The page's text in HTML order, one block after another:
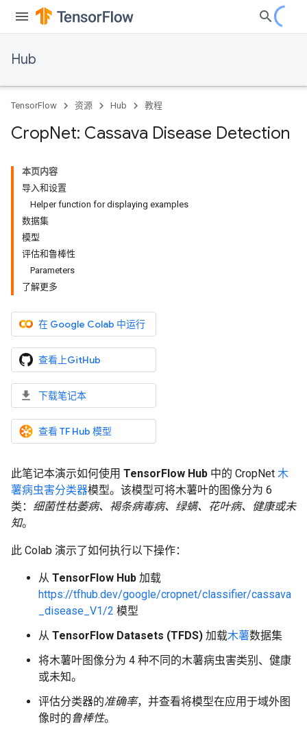
Hub
TensorFlow 资源 Hub 教程
CropNet: Cassava Disease Detection
本页内容
导入和设置
Helper function for displaying examples
数据集
模型
评估和鲁棒性
Parameters
了解更多
在 Google Colab 中运行
查看上GitHub
下载笔记本
查看 TF Hub 模型
此笔记本演示如何使用 TensorFlow Hub 中的 CropNet 木
薯病虫害分类器模型。该模型可将木薯叶的图像分为 6
类： 细菌性枯萎病、褐条病毒病、绿螨、花叶病、健康或未
知。
此 Colab 演示了如何执行以下操作：
从 TensorFlow Hub 加载
https://tfhub.dev/google/cropnet/classifier/cassava
_disease_V1/2 模型
从 TensorFlow Datasets (TFDS) 加载木薯数据集
将木薯叶图像分为 4 种不同的木薯病虫害类别、健康
或未知。
评估分类器的准确率，并查看将模型在应用于域外图
像时的鲁棒性。